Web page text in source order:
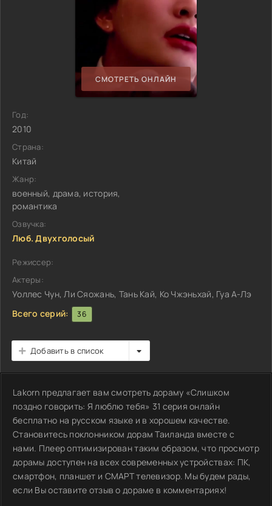
СМОТРЕТЬ ОНЛАЙН
Год:
2010
Страна:
Китай
Жанр:
военный, драма, история,
романтика
Озвучка:
Люб. Двухголосый
Режиссер:
Актеры:
Уоллес Чун, Ли Сяожань, Тань Кай, Ко Чжэньхай, Гуа А-Лэ
Всего серий:
36
Добавить в список
Lakorn предлагает вам смотреть дораму «Слишком
поздно говорить: Я люблю тебя» 31 серия онлайн
бесплатно на русском языке и в хорошем качестве.
Становитесь поклонником дорам Таиланда вместе с
нами. Плеер оптимизирован таким образом, что просмотр
дорамы доступен на всех современных устройствах: ПК,
смартфон, планшет и СМАРТ телевизор. Мы будем рады,
если Вы оставите отзыв о дораме в комментариях!